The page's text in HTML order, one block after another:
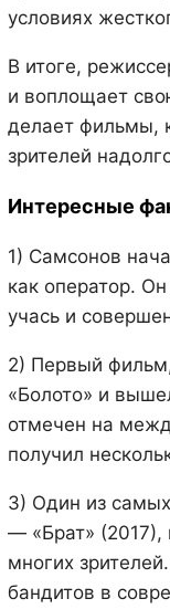
условиях
В итоге,
и воплощает
делает фильмы,
зрителей
Интересные
1) Самсонов
как оператор.
учась и
2) Первый
«Болото» и
отмечен на
получил
3) Один из
— «Брат» (2017),
многих
бандитов в